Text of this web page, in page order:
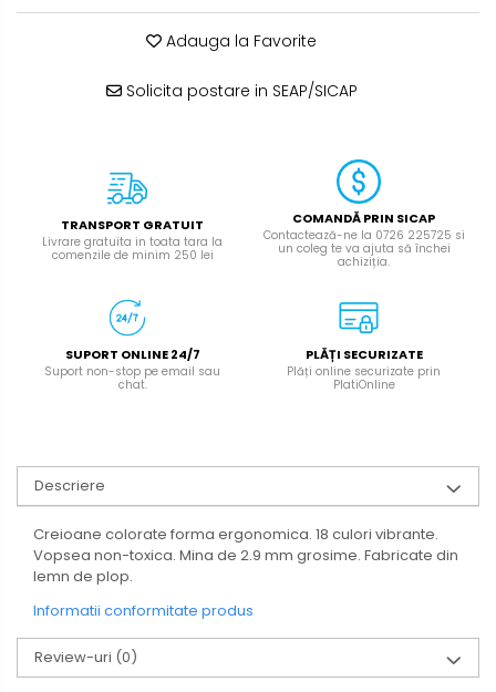
Adauga la Favorite
Solicita postare in SEAP/SICAP
TRANSPORT GRATUIT
Livrare gratuita in toata tara la
comenzile de minim 250 lei
COMANDĂ PRIN SICAP
Contactează-ne la 0726 225725 si
un coleg te va ajuta să închei
achiziția.
SUPORT ONLINE 24/7
Suport non-stop pe email sau
chat.
PLĂȚI SECURIZATE
Plăți online securizate prin
PlatiOnline
Descriere
Creioane colorate forma ergonomica. 18 culori vibrante.
Vopsea non-toxica. Mina de 2.9 mm grosime. Fabricate din
lemn de plop.
Informatii conformitate produs
Review-uri (0)